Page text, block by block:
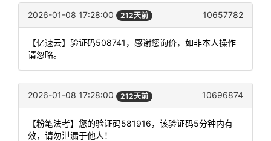
2026-01-08 17:28:00 212天前 10657782
【亿速云】验证码508741，感谢您询价，如非本人操作
请忽略。
2026-01-08 17:28:00 212天前 10696874
【粉笔法考】您的验证码581916，该验证码5分钟内有
效，请勿泄漏于他人！